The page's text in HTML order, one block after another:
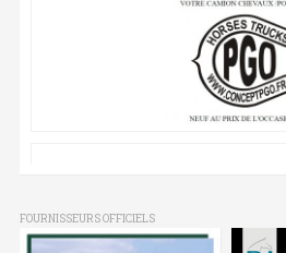
FOURNISSEURS OFFICIELS